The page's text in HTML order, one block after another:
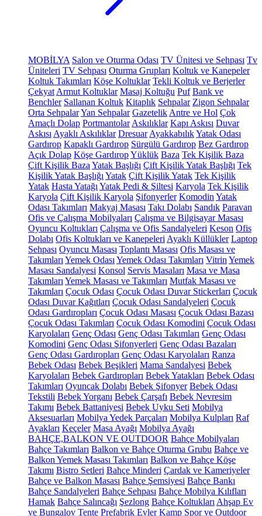
MOBİLYA Salon ve Oturma Odası TV Ünitesi ve Sehpası Tv
Üniteleri TV Sehpası Oturma Grupları Koltuk ve Kanepeler
Koltuk Takımları Köşe Koltuklar Tekli Koltuk ve Berjerler
Çekyat Armut Koltuklar Masaj Koltuğu Puf Bank ve
Benchler Sallanan Koltuk Kitaplık Sehpalar Zigon Sehpalar
Orta SehpalarYan Sehpalar Gazetelik Antre ve Hol Çok
Amaçlı Dolap Portmantolar Askılıklar Kapı Askısı Duvar
Askısı Ayaklı Askılıklar Dresuar AyakkabılıkYatak Odası
Gardırop Kapaklı Gardırop Sürgülü Gardırop Bez Gardırop
Açık Dolap Köşe GardıropYüklük Baza Tek Kişilik Baza
Çift Kişilik Baza Yatak Başlığı Çift Kişilik Yatak Başlığı Tek
Kişilik Yatak Başlığı Yatak Çift Kişilik Yatak Tek Kişilik
Yatak Hasta Yatağı Yatak Pedi & Şiltesi Karyola Tek Kişilik
Karyola Çift Kişilik Karyola Şifonyerler Komodin Yatak
Odası Takımları Makyaj Masası Takı Dolabı Sandık Paravan
Ofis ve Çalışma Mobilyaları Çalışma ve Bilgisayar Masası
Oyuncu Koltukları Çalışma ve Ofis Sandalyeleri Keson Ofis
Dolabı Ofis Koltukları ve Kanepeleri Ayaklı Küllükler Laptop
Sehpası Oyuncu Masası Toplantı Masası Ofis Masası ve
Takımları Yemek Odası Yemek Odası Takımları Vitrin Yemek
Masası Sandalyesi Konsol Servis Masaları Masa ve Masa
Takımları Yemek Masası ve Takımları Mutfak Masası ve
Takımları Çocuk Odası Çocuk Odası Duvar Stickerları Çocuk
Odası Duvar Kağıtları Çocuk Odası Sandalyeleri Çocuk
Odası Gardıropları Çocuk Odası Masası Çocuk Odası Bazası
Çocuk Odası Takımları Çocuk Odası Komodini Çocuk Odası
Karyolaları Genç Odası Genç Odası Takımları Genç Odası
Komodini Genç Odası Şifonyerleri Genç Odası Bazaları
Genç Odası Gardıropları Genç Odası Karyolaları Ranza
Bebek Odası Bebek Beşikleri Mama Sandalyesi Bebek
Karyolaları Bebek Gardıropları Bebek Yatakları Bebek Odası
Takımları Oyuncak Dolabı Bebek Şifonyer Bebek Odası
Tekstili Bebek Yorganı Bebek Çarşafı Bebek Nevresim
Takımı Bebek Battaniyesi Bebek Uyku Seti Mobilya
Aksesuarları Mobilya Yedek Parçaları Mobilya Kulpları Raf
Ayakları Keçeler Masa Ayağı Mobilya Ayağı
BAHÇE,BALKON VE OUTDOOR Bahçe Mobilyaları
Bahçe Takımları Balkon ve Bahçe Oturma Grubu Bahçe ve
Balkon Yemek Masası Takımları Balkon ve Bahçe Köşe
Takımı Bistro Setleri Bahçe Minderi Çardak ve Kameriyeler
Bahçe ve Balkon Masası Bahçe Şemsiyesi Bahçe Bankı
Bahçe Sandalyeleri Bahçe Sehpası Bahçe Mobilya Kılıfları
Hamak Bahçe Salıncağı Şezlong Bahçe Koltukları Ahşap Ev
ve Bungalov Tente Prefabrik Evler Kamp Spor ve Outdoor